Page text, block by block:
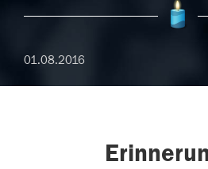
01.08.2016